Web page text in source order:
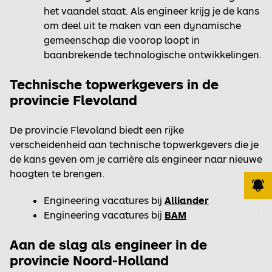
het vaandel staat. Als engineer krijg je de kans
om deel uit te maken van een dynamische
gemeenschap die voorop loopt in
baanbrekende technologische ontwikkelingen.
Technische topwerkgevers in de
provincie Flevoland
De provincie Flevoland biedt een rijke
verscheidenheid aan technische topwerkgevers die je
de kans geven om je carrière als engineer naar nieuwe
hoogten te brengen.
Engineering vacatures bij Alliander
Engineering vacatures bij BAM
Aan de slag als engineer in de
provincie Noord-Holland